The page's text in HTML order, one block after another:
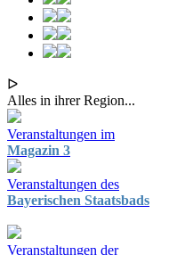
ᐅ
Alles in ihrer Region...
Veranstaltungen im
Magazin 3
Veranstaltungen des
Bayerischen Staatsbads
Veranstaltungen der